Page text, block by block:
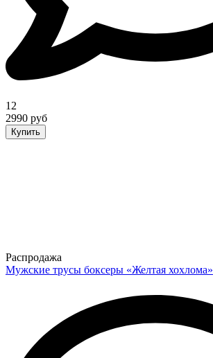
12
2990 руб
Купить
Распродажа
Мужские трусы боксеры «Желтая хохлома»